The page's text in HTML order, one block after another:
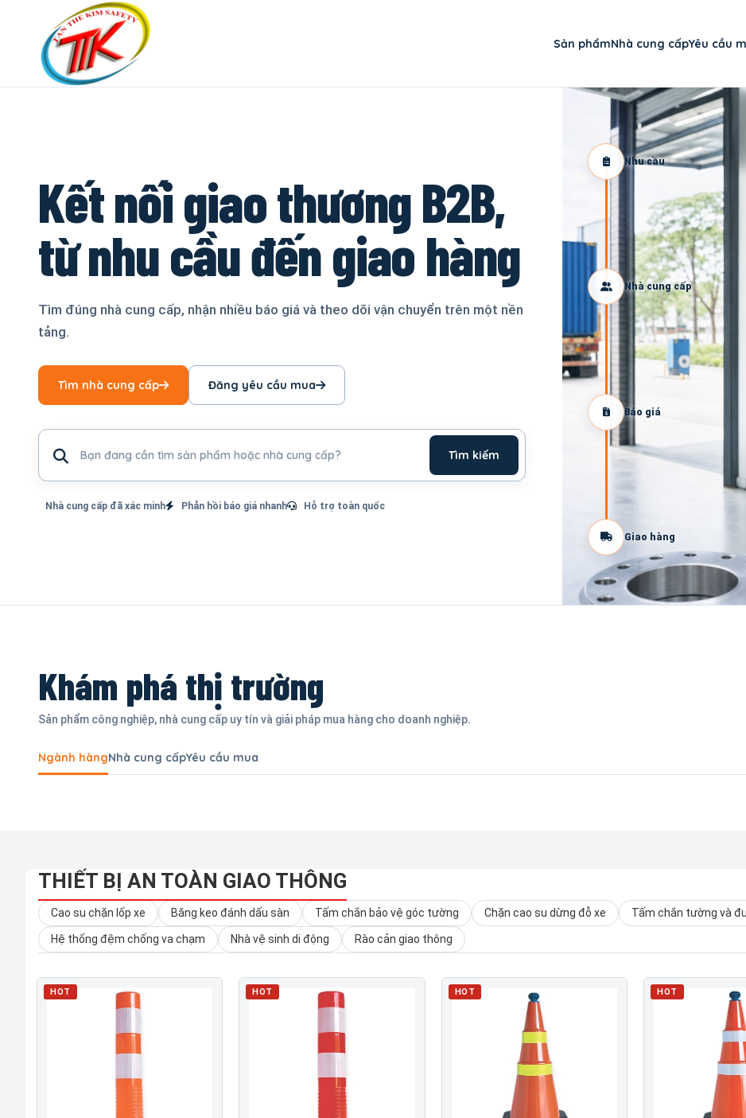
Sản phẩmNhà cung cấpYêu cầu
Kết nối giao thương B2B,
từ nhu cầu đến giao hàng
Tìm đúng nhà cung cấp, nhận nhiều báo giá và theo dõi vận chuyển trên một nền
tảng.
Tìm nhà cung cấp Đăng yêu cầu mua
Tìm kiếm
Nhà cung cấp đã xác minh Phản hồi báo giá nhanh Hỗ trợ toàn quốc
Nhu cầu
Nhà cung cấp
Báo giá
Giao hàng
Khám phá thị trường
Sản phẩm công nghiệp, nhà cung cấp uy tín và giải pháp mua hàng cho doanh nghiệp.
Ngành hàngNhà cung cấpYêu cầu mua
THIẾT BỊ AN TOÀN GIAO THÔNG
Cao su chặn lốp xe Băng keo đánh dấu sàn Tấm chắn bảo vệ góc tường Chặn cao su dừng đỗ xe Tấm chắn tường và
Hệ thống đệm chống va chạm Nhà vệ sinh di động Rào cản giao thông
HOT HOT HOT HOT